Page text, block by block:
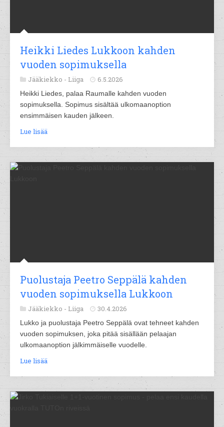
Heikki Liedes Lukkoon kahden
vuoden sopimuksella
Jääkiekko - Liiga 6.5.2026
Heikki Liedes, palaa Raumalle kahden vuoden
sopimuksella. Sopimus sisältää ulkomaanoption
ensimmäisen kauden jälkeen.
Lue lisää
Puolustaja Peetro Seppälä kahden
vuoden sopimuksella Lukkoon
Jääkiekko - Liiga 30.4.2026
Lukko ja puolustaja Peetro Seppälä ovat tehneet kahden
vuoden sopimuksen, joka pitää sisällään pelaajan
ulkomaanoption jälkimmäiselle vuodelle.
Lue lisää